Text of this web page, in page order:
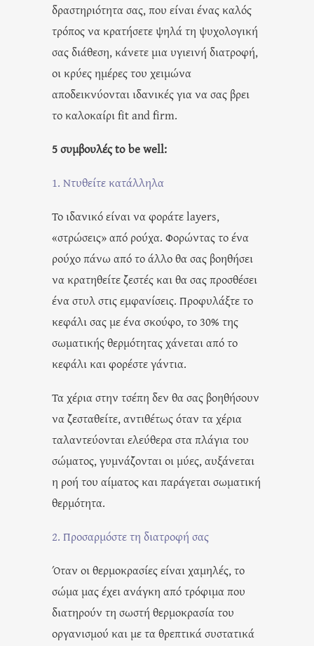
δραστηριότητα σας, που είναι ένας καλός
τρόπος να κρατήσετε ψηλά τη ψυχολογική
σας διάθεση, κάνετε μια υγιεινή διατροφή,
οι κρύες ημέρες του χειμώνα
αποδεικνύονται ιδανικές για να σας βρει
το καλοκαίρι fit and firm.
5 συμβουλές to be well:
1. Ντυθείτε κατάλληλα
Το ιδανικό είναι να φοράτε layers,
«στρώσεις» από ρούχα. Φορώντας το ένα
ρούχο πάνω από το άλλο θα σας βοηθήσει
να κρατηθείτε ζεστές και θα σας προσθέσει
ένα στυλ στις εμφανίσεις. Προφυλάξτε το
κεφάλι σας με ένα σκούφο, το 30% της
σωματικής θερμότητας χάνεται από το
κεφάλι και φορέστε γάντια.
Τα χέρια στην τσέπη δεν θα σας βοηθήσουν
να ζεσταθείτε, αντιθέτως όταν τα χέρια
ταλαντεύονται ελεύθερα στα πλάγια του
σώματος, γυμνάζονται οι μύες, αυξάνεται
η ροή του αίματος και παράγεται σωματική
θερμότητα.
2. Προσαρμόστε τη διατροφή σας
Όταν οι θερμοκρασίες είναι χαμηλές, το
σώμα μας έχει ανάγκη από τρόφιμα που
διατηρούν τη σωστή θερμοκρασία του
οργανισμού και με τα θρεπτικά συστατικά